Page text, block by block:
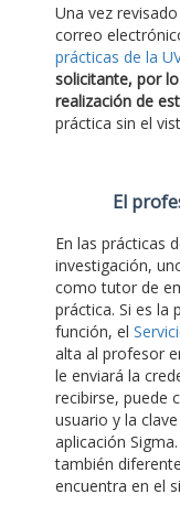
Una vez
correo
prácticas de la
solicitante, por
realización de
práctica sin el
El
En las prácticas
investigación,
como tutor de
práctica. Si es la
función, el
alta al profesor
le enviará la
recibirse, puede
usuario y la
aplicación
también
encuentra en el